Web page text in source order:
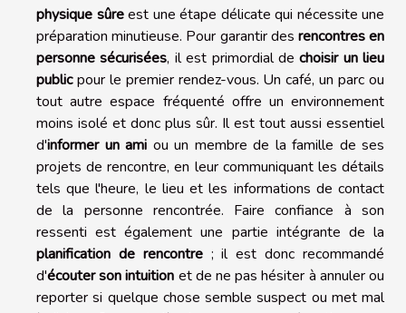
physique sûreest une étape délicate qui nécessite une
préparation minutieuse. Pour garantir des rencontres en
personne sécurisées, il est primordial dechoisir un lieu
publicpour le premier rendez-vous. Un café, un parc ou
tout autre espace fréquenté offre un environnement
moins isolé et donc plus sûr. Il est tout aussi essentiel
d'informer un ami ou un membre de la famille de ses
projets de rencontre, en leur communiquant les détails
tels que l'heure, le lieu et les informations de contact
de la personne rencontrée. Faire confiance à son
ressenti est également une partie intégrante de la
planification de rencontre; il est donc recommandé
d'écouter son intuition et de ne pas hésiter à annuler ou
reporter si quelque chose semble suspect ou met mal